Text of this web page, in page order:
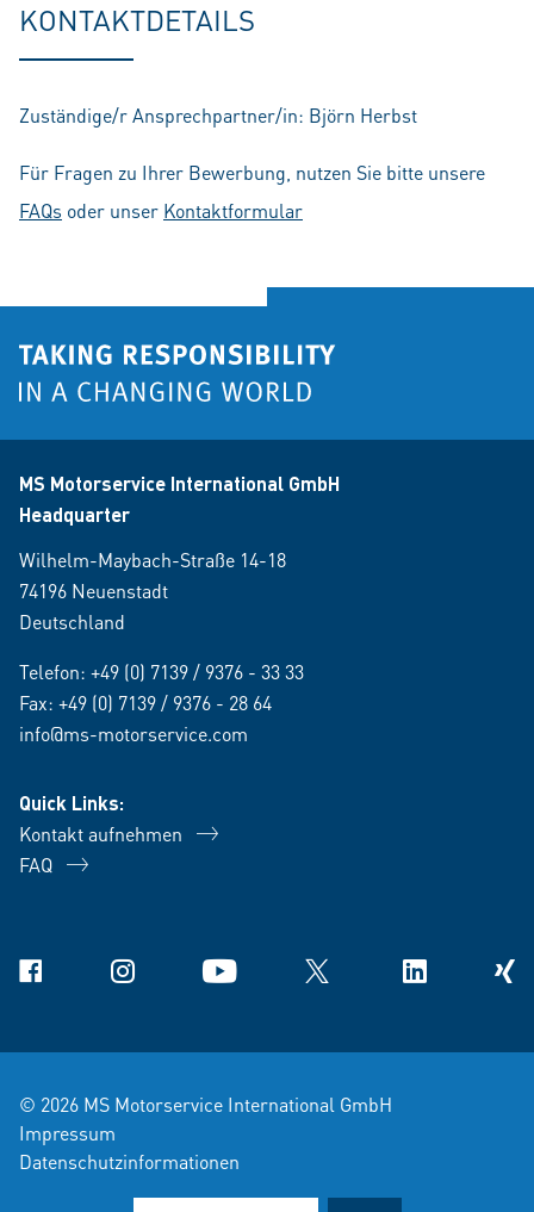
KONTAKTDETAILS
Zuständige/r Ansprechpartner/in: Björn Herbst
Für Fragen zu Ihrer Bewerbung, nutzen Sie bitte unsere
FAQs oder unser Kontaktformular
MS Motorservice International GmbH
Headquarter
Wilhelm-Maybach-Straße 14-18
74196 Neuenstadt
Deutschland
Telefon: +49 (0) 7139 / 9376 - 33 33
Fax: +49 (0) 7139 / 9376 - 28 64
info@ms-motorservice.com
Quick Links:
Kontakt aufnehmen
FAQ
Facebook Instagram YouTube X Linkedin Xing
© 2026 MS Motorservice International GmbH
Impressum
Datenschutzinformationen